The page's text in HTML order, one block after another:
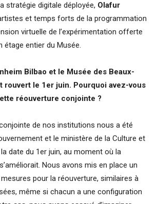
stratégie digitale déployée, Olafur
et temps forts de la programmation
virtuelle de l’expérimentation offerte
étage entier du Musée.
Bilbao et le Musée des Beaux-
rouvert le 1er juin. Pourquoi avez-vous
réouverture conjointe ?
de nos institutions nous a été
et le ministère de la Culture et
date du 1er juin, au moment où la
Nous avons mis en place un
pour la réouverture, similaires à
même si chacun a une configuration